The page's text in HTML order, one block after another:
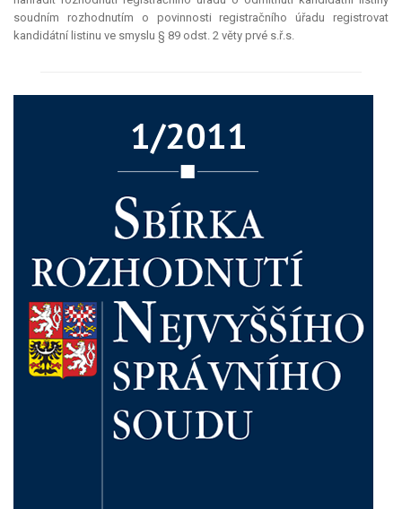
soudním rozhodnutím o povinnosti registračního úřadu registrovat
kandidátní listinu ve smyslu § 89 odst. 2 věty prvé s.ř.s.